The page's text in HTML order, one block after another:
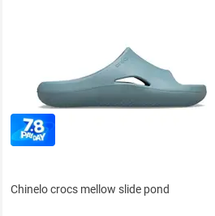
Chinelo crocs mellow slide pond